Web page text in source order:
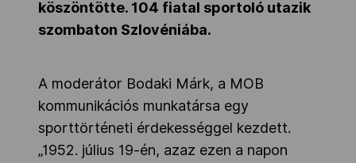
Adatbank
köszöntötte. 104 fiatal sportoló utazik
szombaton Szlovéniába.
A moderátor Bodaki Márk, a MOB
kommunikációs munkatársa egy
sporttörténeti érdekességgel kezdett.
„1952. július 19-én, azaz ezen a napon